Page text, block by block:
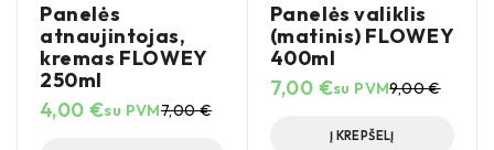
Panelės
atnaujintojas,
kremas FLOWEY
250ml
7,00€
4,00 €su PVM
Panelės valiklis
(matinis) FLOWEY
400ml
9,00€
7,00 €su PVM
Į KREPŠELĮ